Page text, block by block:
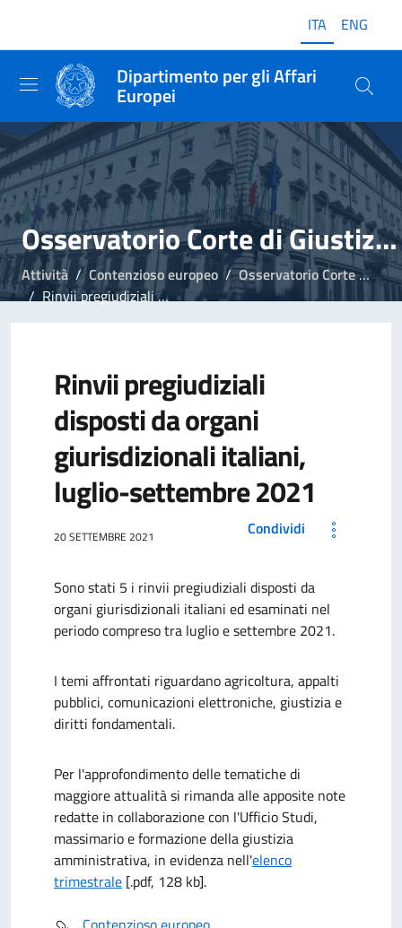
ITA ENG
Dipartimento per gli Affari
Europei
Osservatorio Corte di Giustizia UE
Attività Contenzioso europeo
Osservatorio Corte di Giustizia UE
Rinvii pregiudiziali disposti da organi giurisdizionali italiani, luglio-settembre 2021
Rinvii pregiudiziali
disposti da organi
giurisdizionali italiani,
luglio-settembre 2021
20 SETTEMBRE 2021 Condividi
Sono stati 5 i rinvii pregiudiziali disposti da
organi giurisdizionali italiani ed esaminati nel
periodo compreso tra luglio e settembre 2021.
I temi affrontati riguardano agricoltura, appalti
pubblici, comunicazioni elettroniche, giustizia e
diritti fondamentali.
Per l'approfondimento delle tematiche di
maggiore attualità si rimanda alle apposite note
redatte in collaborazione con l'Ufficio Studi,
massimario e formazione della giustizia
amministrativa, in evidenza nell'elenco
trimestrale [.pdf, 128 kb].